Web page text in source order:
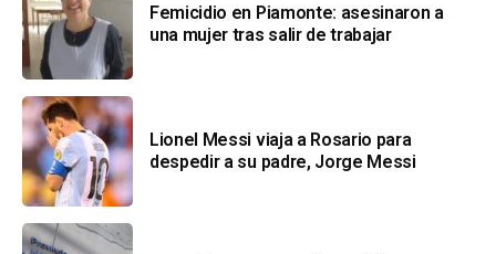
Femicidio en Piamonte: asesinaron a
una mujer tras salir de trabajar
Lionel Messi viaja a Rosario para
despedir a su padre, Jorge Messi